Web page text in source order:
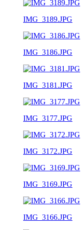
IMG_3189.JPG
IMG_3186.JPG
IMG_3181.JPG
IMG_3177.JPG
IMG_3172.JPG
IMG_3169.JPG
IMG_3166.JPG